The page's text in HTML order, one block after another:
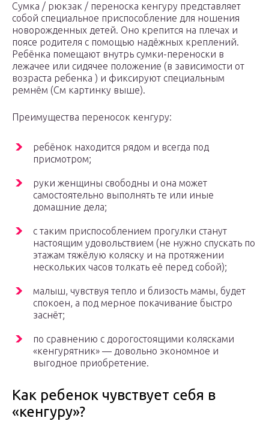
Сумка / рюкзак / переноска кенгуру представляет
собой специальное приспособление для ношения
новорожденных детей. Оно крепится на плечах и
поясе родителя с помощью надёжных креплений.
Ребёнка помещают внутрь сумки-переноски в
лежачее или сидячее положение (в зависимости от
возраста ребенка ) и фиксируют специальным
ремнём (См картинку выше).
Преимущества переносок кенгуру:
ребёнок находится рядом и всегда под
присмотром;
руки женщины свободны и она может
самостоятельно выполнять те или иные
домашние дела;
с таким приспособлением прогулки станут
настоящим удовольствием (не нужно спускать по
этажам тяжёлую коляску и на протяжении
нескольких часов толкать её перед собой);
малыш, чувствуя тепло и близость мамы, будет
спокоен, а под мерное покачивание быстро
заснёт;
по сравнению с дорогостоящими колясками
«кенгурятник» — довольно экономное и
выгодное приобретение.
Как ребенок чувствует себя в
«кенгуру»?